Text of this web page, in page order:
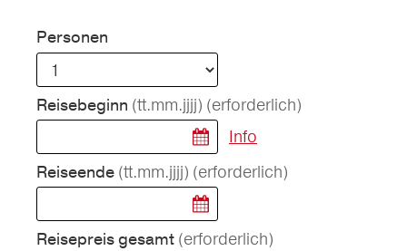
Personen
Reisebeginn (tt.mm.jjjj) (erforderlich)
Info
Reiseende (tt.mm.jjjj) (erforderlich)
Reisepreis gesamt (erforderlich)